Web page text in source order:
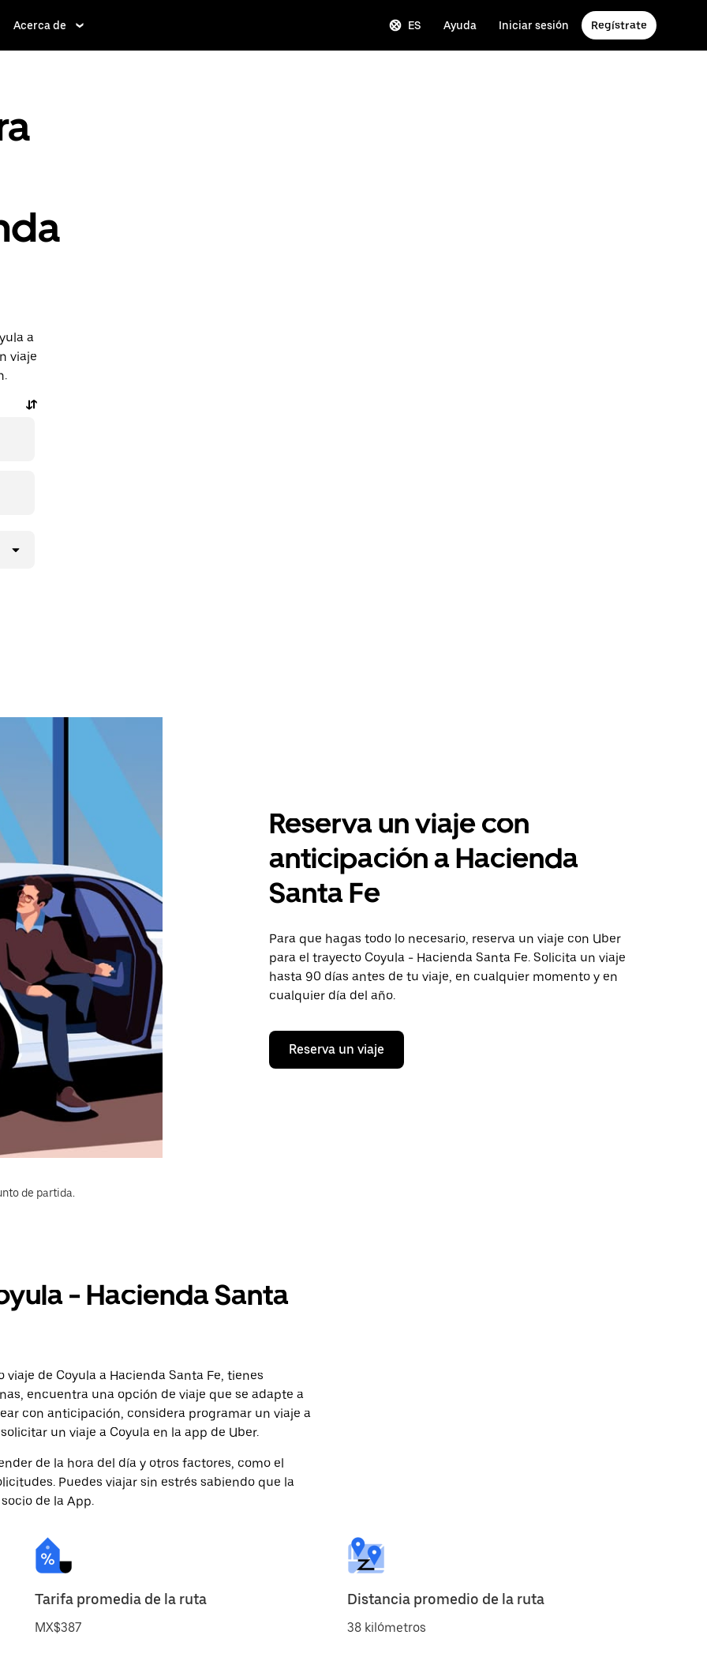
Acerca de ES Ayuda Iniciar sesión Regístrate
a
viaje
Reserva un viaje con
anticipación a Hacienda
Santa Fe
Para que hagas todo lo necesario, reserva un viaje con Uber
para el trayecto Coyula - Hacienda Santa Fe. Solicita un viaje
hasta 90 días antes de tu viaje, en cualquier momento y en
cualquier día del año.
Reserva un viaje
de partida.
- Hacienda Santa
de Coyula a Hacienda Santa Fe, tienes
encuentra una opción de viaje que se adapte a
con anticipación, considera programar un viaje a
un viaje a Coyula en la app de Uber.
de la hora del día y otros factores, como el
Puedes viajar sin estrés sabiendo que la
de la App.
Tarifa promedia de la ruta
MX$387
Distancia promedio de la ruta
38 kilómetros